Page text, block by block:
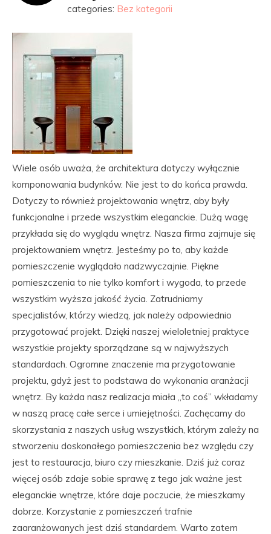
categories: Bez kategorii
Wiele osób uważa, że architektura dotyczy wyłącznie
komponowania budynków. Nie jest to do końca prawda.
Dotyczy to również projektowania wnętrz, aby były
funkcjonalne i przede wszystkim eleganckie. Dużą wagę
przykłada się do wyglądu wnętrz. Nasza firma zajmuje się
projektowaniem wnętrz. Jesteśmy po to, aby każde
pomieszczenie wyglądało nadzwyczajnie. Piękne
pomieszczenia to nie tylko komfort i wygoda, to przede
wszystkim wyższa jakość życia. Zatrudniamy
specjalistów, którzy wiedzą, jak należy odpowiednio
przygotować projekt. Dzięki naszej wieloletniej praktyce
wszystkie projekty sporządzane są w najwyższych
standardach. Ogromne znaczenie ma przygotowanie
projektu, gdyż jest to podstawa do wykonania aranżacji
wnętrz. By każda nasz realizacja miała „to coś” wkładamy
w naszą pracę całe serce i umiejętności. Zachęcamy do
skorzystania z naszych usług wszystkich, którym zależy na
stworzeniu doskonałego pomieszczenia bez względu czy
jest to restauracja, biuro czy mieszkanie. Dziś już coraz
więcej osób zdaje sobie sprawę z tego jak ważne jest
eleganckie wnętrze, które daje poczucie, że mieszkamy
dobrze. Korzystanie z pomieszczeń trafnie
zaaranżowanych jest dziś standardem. Warto zatem